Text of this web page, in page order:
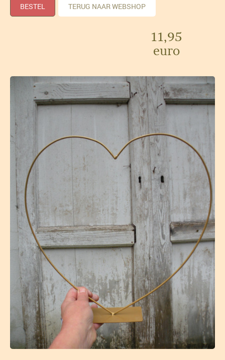
BESTEL TERUG NAAR WEBSHOP
11,95
euro